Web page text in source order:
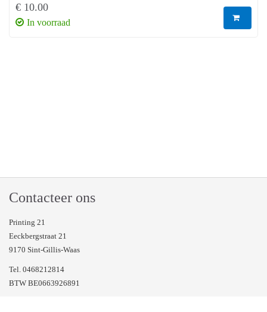
€ 10.00
In voorraad
Contacteer ons
Printing 21
Eeckbergstraat 21
9170 Sint-Gillis-Waas
Tel. 0468212814
BTW BE0663926891